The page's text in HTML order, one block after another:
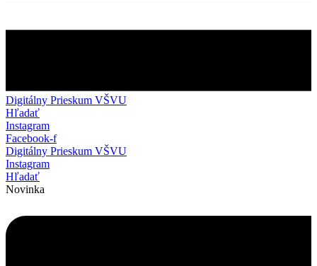
Digitálny Prieskum VŠVU
Hľadať
Instagram
Facebook-f
Digitálny Prieskum VŠVU
Instagram
Hľadať
Novinka